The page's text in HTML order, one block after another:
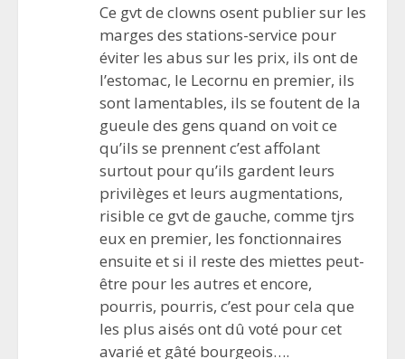
Ce gvt de clowns osent publier sur les
marges des stations-service pour
éviter les abus sur les prix, ils ont de
l’estomac, le Lecornu en premier, ils
sont lamentables, ils se foutent de la
gueule des gens quand on voit ce
qu’ils se prennent c’est affolant
surtout pour qu’ils gardent leurs
privilèges et leurs augmentations,
risible ce gvt de gauche, comme tjrs
eux en premier, les fonctionnaires
ensuite et si il reste des miettes peut-
être pour les autres et encore,
pourris, pourris, c’est pour cela que
les plus aisés ont dû voté pour cet
avarié et gâté bourgeois….